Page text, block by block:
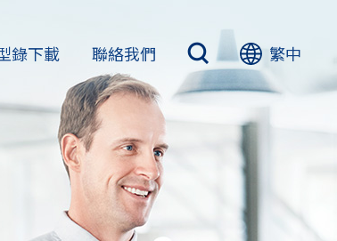
錄下載 聯絡我們 繁中